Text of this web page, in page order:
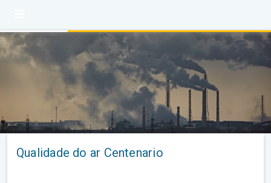
Qualidade do ar Centenario